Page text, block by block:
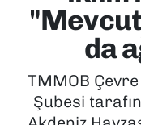
da
TMMOB
Şubesi
KÜLTÜR
MAGAZİN
POLİTİKA
Son Dakika
Haber Arşivi